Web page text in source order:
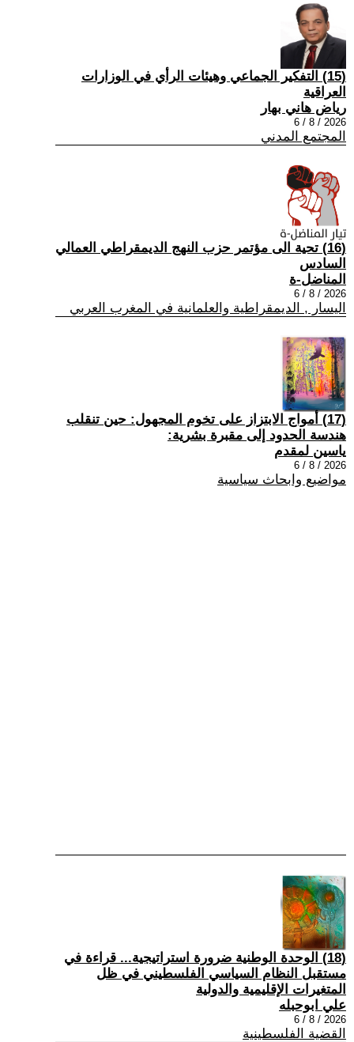
(15) التفكير الجماعي وهيئات الرأي في الوزارات
العراقية
رياض هاني بهار
2026 / 8 / 6
المجتمع المدني
(16) تحية الى مؤتمر حزب النهج الديمقراطي العمالي
السادس
المناضل-ة
2026 / 8 / 6
اليسار , الديمقراطية والعلمانية في المغرب العربي
(17) أمواج الابتزاز على تخوم المجهول: حين تنقلب
هندسة الحدود إلى مقبرة بشرية:
ياسين لمقدم
2026 / 8 / 6
مواضيع وابحاث سياسية
(18) الوحدة الوطنية ضرورة استراتيجية... قراءة في
مستقبل النظام السياسي الفلسطيني في ظل
المتغيرات الإقليمية والدولية
علي ابوحبله
2026 / 8 / 6
القضية الفلسطينية